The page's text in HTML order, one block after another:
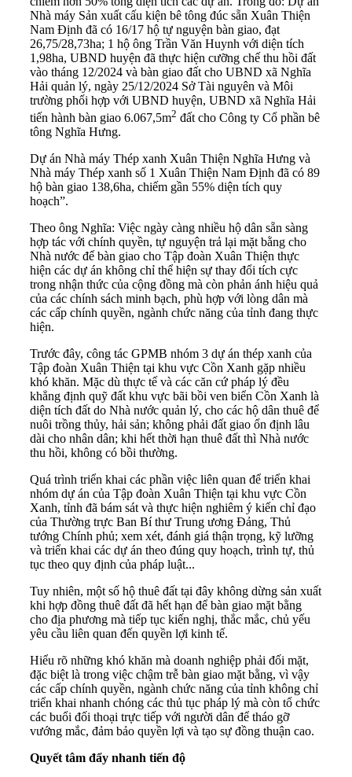
Nhà máy Sản xuất cấu kiện bê tông đúc sẵn Xuân Thiện
Nam Định đã có 16/17 hộ tự nguyện bàn giao, đạt
26,75/28,73ha; 1 hộ ông Trần Văn Huynh với diện tích
1,98ha, UBND huyện đã thực hiện cưỡng chế thu hồi đất
vào tháng 12/2024 và bàn giao đất cho UBND xã Nghĩa
Hải quản lý, ngày 25/12/2024 Sở Tài nguyên và Môi
trường phối hợp với UBND huyện, UBND xã Nghĩa Hải
tiến hành bàn giao 6.067,5m2 đất cho Công ty Cổ phần bê
tông Nghĩa Hưng.
Dự án Nhà máy Thép xanh Xuân Thiện Nghĩa Hưng và
Nhà máy Thép xanh số 1 Xuân Thiện Nam Định đã có 89
hộ bàn giao 138,6ha, chiếm gần 55% diện tích quy
hoạch”.
Theo ông Nghĩa: Việc ngày càng nhiều hộ dân sẵn sàng
hợp tác với chính quyền, tự nguyện trả lại mặt bằng cho
Nhà nước để bàn giao cho Tập đoàn Xuân Thiện thực
hiện các dự án không chỉ thể hiện sự thay đổi tích cực
trong nhận thức của cộng đồng mà còn phản ánh hiệu quả
của các chính sách minh bạch, phù hợp với lòng dân mà
các cấp chính quyền, ngành chức năng của tỉnh đang thực
hiện.
Trước đây, công tác GPMB nhóm 3 dự án thép xanh của
Tập đoàn Xuân Thiện tại khu vực Cồn Xanh gặp nhiều
khó khăn. Mặc dù thực tế và các căn cứ pháp lý đều
khẳng định quỹ đất khu vực bãi bồi ven biển Cồn Xanh là
diện tích đất do Nhà nước quản lý, cho các hộ dân thuê để
nuôi trồng thủy, hải sản; không phải đất giao ổn định lâu
dài cho nhân dân; khi hết thời hạn thuê đất thì Nhà nước
thu hồi, không có bồi thường.
Quá trình triển khai các phần việc liên quan để triển khai
nhóm dự án của Tập đoàn Xuân Thiện tại khu vực Cồn
Xanh, tỉnh đã bám sát và thực hiện nghiêm ý kiến chỉ đạo
của Thường trực Ban Bí thư Trung ương Đảng, Thủ
tướng Chính phủ; xem xét, đánh giá thận trọng, kỹ lưỡng
và triển khai các dự án theo đúng quy hoạch, trình tự, thủ
tục theo quy định của pháp luật...
Tuy nhiên, một số hộ thuê đất tại đây không dừng sản xuất
khi hợp đồng thuê đất đã hết hạn để bàn giao mặt bằng
cho địa phương mà tiếp tục kiến nghị, thắc mắc, chủ yếu
yêu cầu liên quan đến quyền lợi kinh tế.
Hiểu rõ những khó khăn mà doanh nghiệp phải đối mặt,
đặc biệt là trong việc chậm trễ bàn giao mặt bằng, vì vậy
các cấp chính quyền, ngành chức năng của tỉnh không chỉ
triển khai nhanh chóng các thủ tục pháp lý mà còn tổ chức
các buổi đối thoại trực tiếp với người dân để tháo gỡ
vướng mắc, đảm bảo quyền lợi và tạo sự đồng thuận cao.
Quyết tâm đẩy nhanh tiến độ